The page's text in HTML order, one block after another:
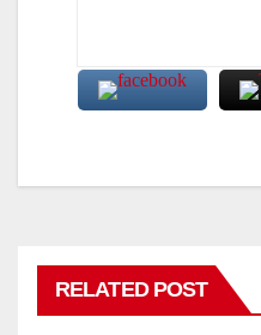
RELATED POST